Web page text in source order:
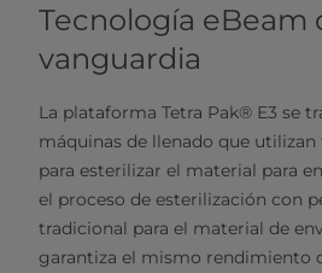
Tecnología eBeam
vanguardia
La plataforma Tetra Pak® E3 se
máquinas de llenado que
para esterilizar el material para
el proceso de esterilización con
tradicional para el material de
garantiza el mismo rendimiento